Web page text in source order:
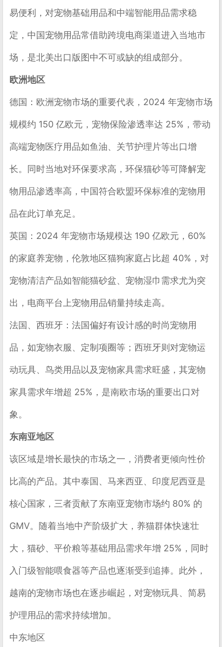
易便利，对宠物基础用品和中端智能用品需求稳
定，中国宠物用品常借助跨境电商渠道进入当地市
场，是北美出口版图中不可或缺的组成部分。
欧洲地区
德国 ：欧洲宠物市场的重要代表，2024 年宠物市场
规模约 150 亿欧元，宠物保险渗透率达 25%，带动
高端宠物医疗用品如鱼油、关节护理片等出口增
长。同时当地对环保要求高，环保猫砂等可降解宠
物用品渗透率高，中国符合欧盟环保标准的宠物用
品在此订单充足。
英国 ：2024 年宠物市场规模达 190 亿欧元，60%
的家庭养宠物，伦敦地区猫狗家庭占比超 40%，对
宠物清洁产品如智能猫砂盆、宠物湿巾需求尤为突
出，电商平台上宠物用品销量持续走高。
法国、西班牙：法国偏好有设计感的时尚宠物用
品，如宠物衣服、定制项圈等；西班牙则对宠物运
动玩具、鸟类用品以及宠物家具需求旺盛，其宠物
家具需求年增超 25%，是南欧市场的重要出口对
象。
东南亚地区
该区域是增长最快的市场之一，消费者更倾向性价
比高的产品。其中泰国、马来西亚、印度尼西亚是
核心国家，三者贡献了东南亚宠物市场约 80% 的
GMV。随着当地中产阶级扩大，养猫群体快速壮
大，猫砂、平价粮等基础用品需求年增 25%，同时
入门级智能喂食器等产品也逐渐受到追捧。此外，
越南的宠物市场也在逐步崛起，对宠物玩具、简易
护理用品的需求持续增加。
中东地区